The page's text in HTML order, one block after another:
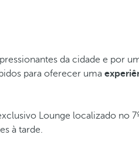
da cidade e por
para oferecer uma
Lounge localizado no
à tarde.